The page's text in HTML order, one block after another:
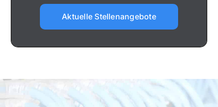
Aktuelle Stellenangebote